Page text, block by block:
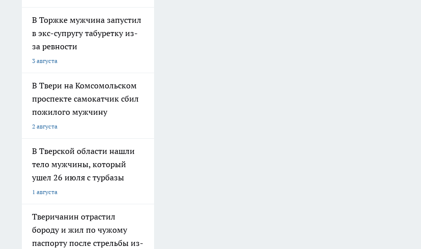
В Торжке мужчина запустил
в экс-супругу табуретку из-
за ревности
3 августа
В Твери на Комсомольском
проспекте самокатчик сбил
пожилого мужчину
2 августа
В Тверской области нашли
тело мужчины, который
ушел 26 июля с турбазы
1 августа
Тверичанин отрастил
бороду и жил по чужому
паспорту после стрельбы из-